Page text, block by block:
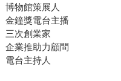
博物館策展人
金鐘獎電台主播
三次創業家
企業推助力顧問
電台主持人